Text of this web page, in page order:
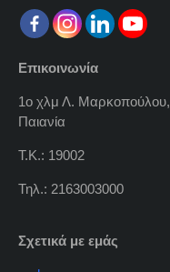
Επικοινωνία
1ο χλμ Λ. Μαρκοπούλου,
Παιανία
Τ.Κ.: 19002
Τηλ.: 2163003000
Σχετικά με εμάς